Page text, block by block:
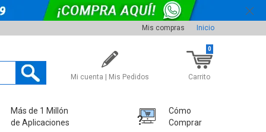
Mis compras Inicio
Mi cuenta | Mis Pedidos Carrito
0
Más de 1 Millón
de Aplicaciones
Cómo
Comprar